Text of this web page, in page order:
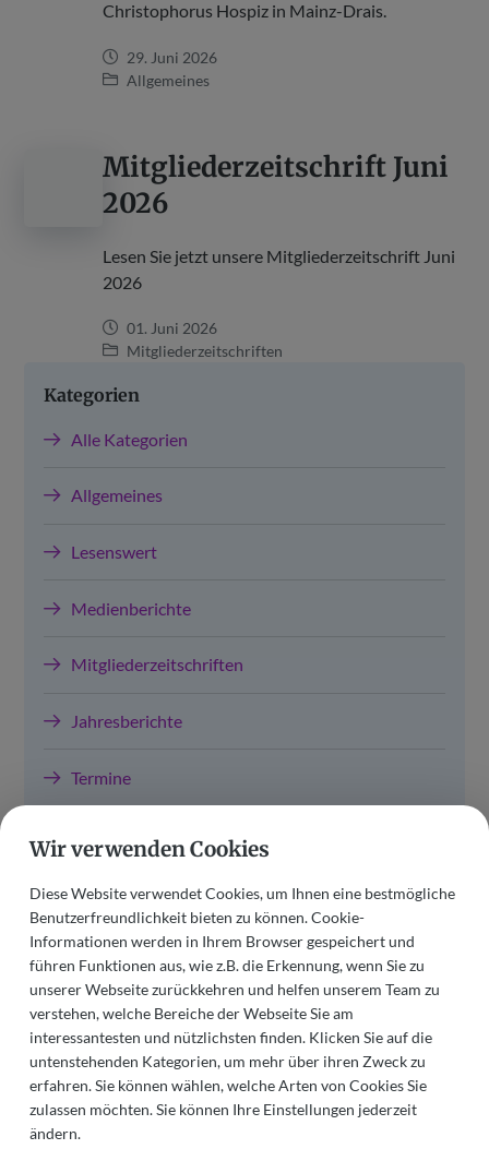
Christophorus Hospiz in Mainz-Drais.
29. Juni 2026
Allgemeines
Mitgliederzeitschrift Juni
2026
Lesen Sie jetzt unsere Mitgliederzeitschrift Juni
2026
01. Juni 2026
Mitgliederzeitschriften
Kategorien
Alle Kategorien
Allgemeines
Lesenswert
Medienberichte
Mitgliederzeitschriften
Jahresberichte
Termine
Wir verwenden Cookies
Diese Website verwendet Cookies, um Ihnen eine bestmögliche
Benutzerfreundlichkeit bieten zu können. Cookie-
Informationen werden in Ihrem Browser gespeichert und
führen Funktionen aus, wie z.B. die Erkennung, wenn Sie zu
unserer Webseite zurückkehren und helfen unserem Team zu
verstehen, welche Bereiche der Webseite Sie am
interessantesten und nützlichsten finden. Klicken Sie auf die
untenstehenden Kategorien, um mehr über ihren Zweck zu
erfahren. Sie können wählen, welche Arten von Cookies Sie
zulassen möchten. Sie können Ihre Einstellungen jederzeit
ändern.